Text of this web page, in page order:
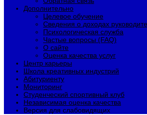
Дополнительно
Целевое обучение
Сведения о доходах
Психологическая служба
Частые вопросы (FAQ)
О сайте
Оценка качества услуг
Центр карьеры
Школа креативных индустрий
Абитуриенту
Мониторинг
Студенческий спортивный клуб
Независимая оценка качества
Версия для слабовидящих